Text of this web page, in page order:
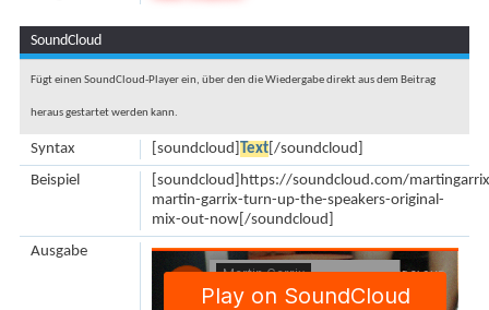
SoundCloud
Fügt einen SoundCloud-Player ein, über den die Wiedergabe direkt aus dem Beitrag
heraus gestartet werden kann.
[soundcloud] Text[/soundcloud]
Syntax
[soundcloud]https://soundcloud.com/
martin-garrix-turn-up-the-speakers-original-
mix-out-now[/soundcloud]
Beispiel
Ausgabe